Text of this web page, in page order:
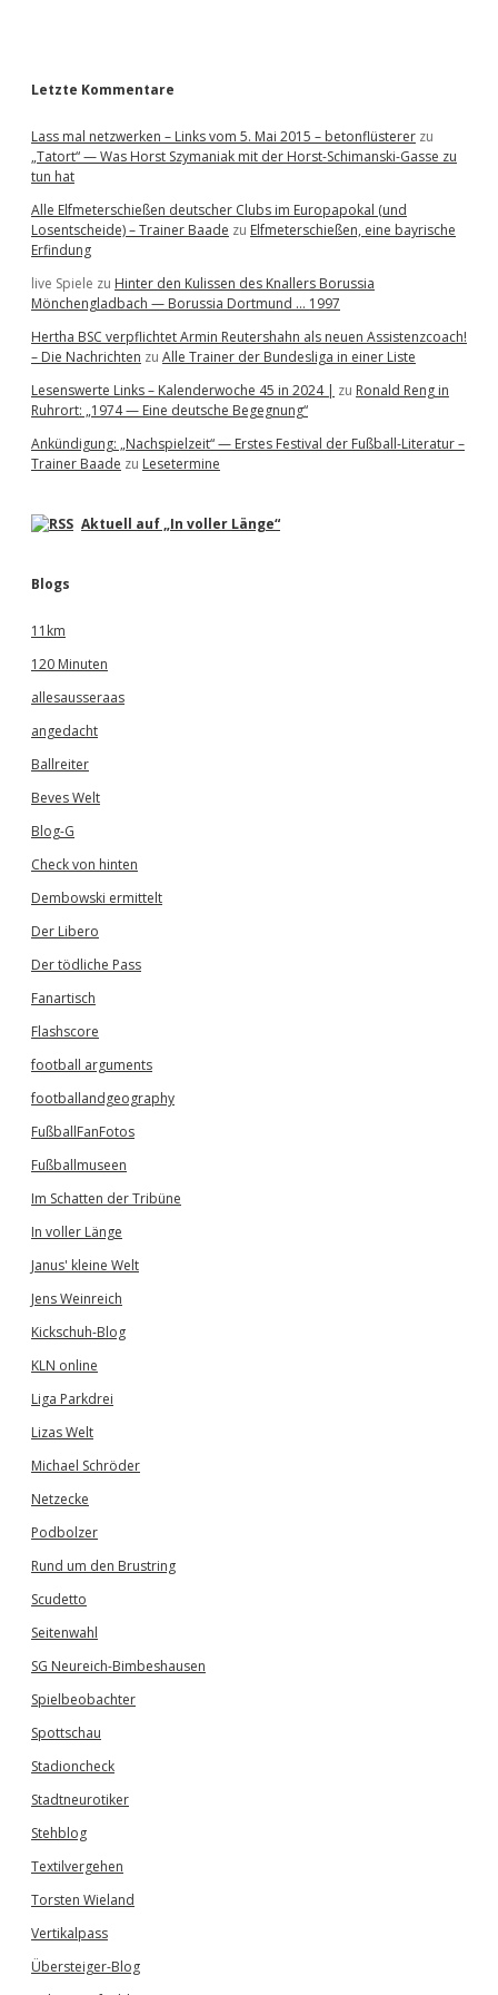
Letzte Kommentare
Lass mal netzwerken – Links vom 5. Mai 2015 – betonflüsterer zu
„Tatort“ — Was Horst Szymaniak mit der Horst-Schimanski-Gasse zu
tun hat
Alle Elfmeterschießen deutscher Clubs im Europapokal (und
Losentscheide) – Trainer Baade zu Elfmeterschießen, eine bayrische
Erfindung
live Spiele zu Hinter den Kulissen des Knallers Borussia
Mönchengladbach — Borussia Dortmund … 1997
Hertha BSC verpflichtet Armin Reutershahn als neuen Assistenzcoach!
– Die Nachrichten zu Alle Trainer der Bundesliga in einer Liste
Lesenswerte Links – Kalenderwoche 45 in 2024 | zu Ronald Reng in
Ruhrort: „1974 — Eine deutsche Begegnung“
Ankündigung: „Nachspielzeit“ — Erstes Festival der Fußball-Literatur –
Trainer Baade zu Lesetermine
Aktuell auf „In voller Länge“
Blogs
11km
120 Minuten
allesausseraas
angedacht
Ballreiter
Beves Welt
Blog-G
Check von hinten
Dembowski ermittelt
Der Libero
Der tödliche Pass
Fanartisch
Flashscore
football arguments
footballandgeography
FußballFanFotos
Fußballmuseen
Im Schatten der Tribüne
In voller Länge
Janus' kleine Welt
Jens Weinreich
Kickschuh-Blog
KLN online
Liga Parkdrei
Lizas Welt
Michael Schröder
Netzecke
Podbolzer
Rund um den Brustring
Scudetto
Seitenwahl
SG Neureich-Bimbeshausen
Spielbeobachter
Spottschau
Stadioncheck
Stadtneurotiker
Stehblog
Textilvergehen
Torsten Wieland
Vertikalpass
Übersteiger-Blog